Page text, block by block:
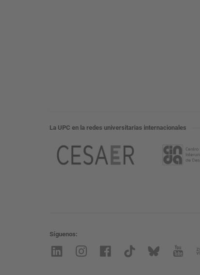
La UPC en la redes universitarias internacionales
Síguenos